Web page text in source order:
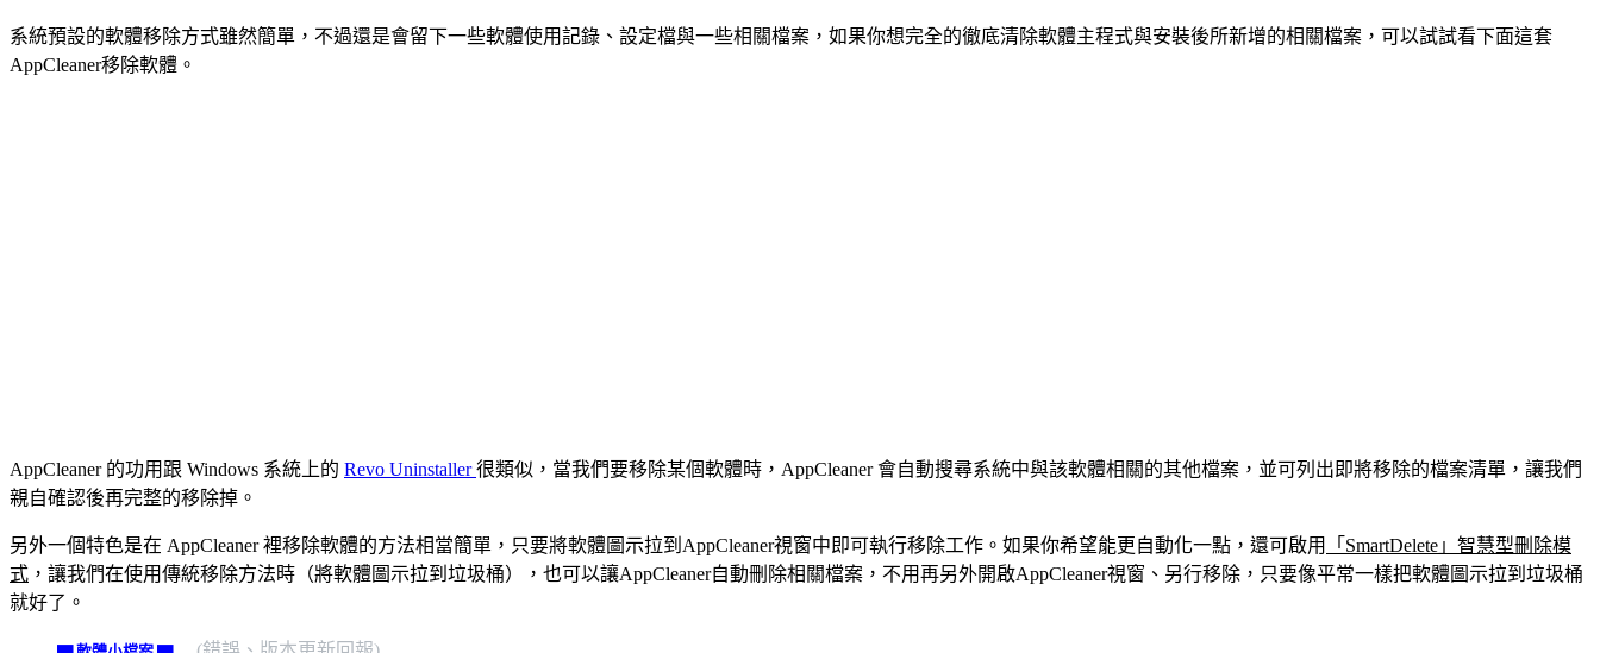
系統預設的軟體移除方式雖然簡單，不過還是會留下一些軟體使用記錄、設定檔與一些相關檔案，如果你想完全的徹底清除軟體主程式與安裝後所新增的相關檔案，可以試試看下面這套
AppCleaner移除軟體。
AppCleaner 的功用跟 Windows 系統上的 Revo Uninstaller很類似，當我們要移除某個軟體時，AppCleaner 會自動搜尋系統中與該軟體相關的其他檔案，並可列出即將移除的檔案清單，讓我們
親自確認後再完整的移除掉。
另外一個特色是在 AppCleaner 裡移除軟體的方法相當簡單，只要將軟體圖示拉到AppCleaner視窗中即可執行移除工作。如果你希望能更自動化一點，還可啟用
「SmartDelete」智慧型刪除模
式 ，讓我們在使用傳統移除方法時（將軟體圖示拉到垃圾桶），也可以讓AppCleaner自動刪除相關檔案，不用再另外開啟AppCleaner視窗、另行移除，只要像平常一樣把軟體圖示拉到垃圾桶
就好了。